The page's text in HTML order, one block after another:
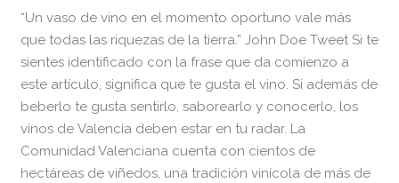
“Un vaso de vino en el momento oportuno vale más
que todas las riquezas de la tierra.” John Doe Tweet Si te
sientes identificado con la frase que da comienzo a
este artículo, significa que te gusta el vino. Si además de
beberlo te gusta sentirlo, saborearlo y conocerlo, los
vinos de Valencia deben estar en tu radar. La
Comunidad Valenciana cuenta con cientos de
hectáreas de viñedos, una tradición vinícola de más de